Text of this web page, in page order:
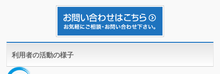
利用者の活動の様子